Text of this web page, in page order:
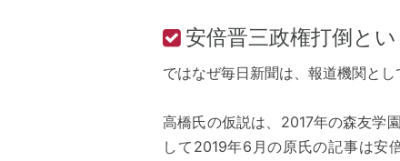
安倍晋三政権打倒と
ではなぜ毎日新聞は、報道機関と
高橋氏の仮説は、2017年の森友学
して2019年6月の原氏の記事は安